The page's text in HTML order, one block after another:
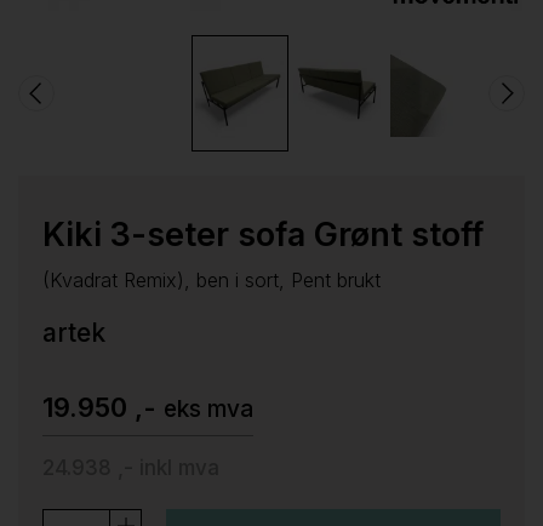
Kiki 3-seter sofa Grønt stoff
(Kvadrat Remix), ben i sort, Pent brukt
artek
19.950 ,- eks mva